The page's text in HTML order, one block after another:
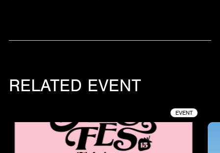
RELATED EVENT
EVENT